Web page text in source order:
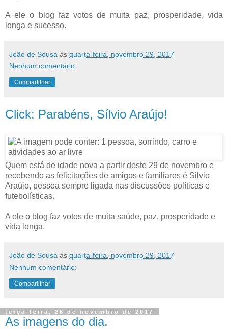
A ele o blog faz votos de muita paz, prosperidade, vida
longa e sucesso.
João de Sousa às quarta-feira, novembro 29, 2017
Nenhum comentário:
Compartilhar
Click: Parabéns, Sílvio Araújo!
Quem está de idade nova a partir deste 29 de novembro e
recebendo as felicitações de amigos e familiares é Silvio
Araújo, pessoa sempre ligada nas discussões políticas e
futebolísticas.
A ele o blog faz votos de muita saúde, paz, prosperidade e
vida longa.
João de Sousa às quarta-feira, novembro 29, 2017
Nenhum comentário:
Compartilhar
terça-feira, 28 de novembro de 2017
As imagens do dia.